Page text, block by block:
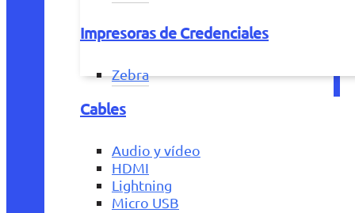
Impresoras de Credenciales
Zebra
Cables
Audio y vídeo
HDMI
Lightning
Micro USB